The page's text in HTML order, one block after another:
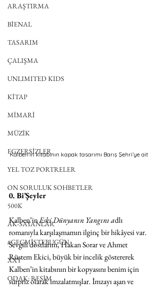
ARAŞTIRMA
BİENAL
TASARIM
ÇALIŞMA
UNLIMITED KIDS
KİTAP
MİMARİ
MÜZİK
EGZERSİZLER
YEL TOZ PORTRELER
ON SORULUK SOHBETLER
500K
AK-SAYANLAR
#GEÇMİŞTEBUGÜN
XXY
ODAK: RESİM
Kalben’in kitabının kapak tasarımı Barış Şehri’ye ait
0. Bi’Şeyler
Kalben’in Eski Dünyanın Yangını adlı
romanıyla karşılaşmamın ilginç bir hikâyesi var.
Sevgili dostlarım, Hakan Sorar ve Ahmet
Rüstem Ekici, büyük bir incelik göstererek
Kalben’in kitabının bir kopyasını benim için
sürpriz olarak imzalatmışlar. İmzayı aşan ve